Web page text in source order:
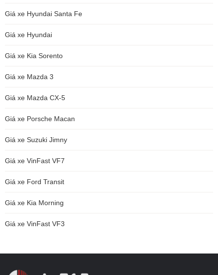
Giá xe Hyundai Santa Fe
Giá xe Hyundai
Giá xe Kia Sorento
Giá xe Mazda 3
Giá xe Mazda CX-5
Giá xe Porsche Macan
Giá xe Suzuki Jimny
Giá xe VinFast VF7
Giá xe Ford Transit
Giá xe Kia Morning
Giá xe VinFast VF3